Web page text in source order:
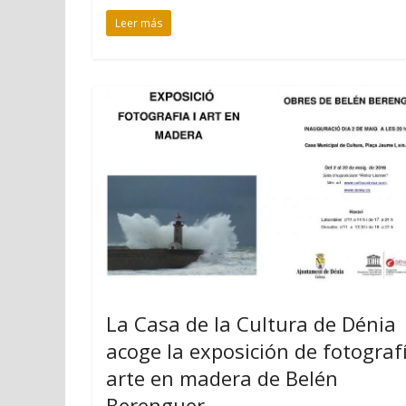
Leer más
La Casa de la Cultura de Dénia
acoge la exposición de
arte en madera de Belén